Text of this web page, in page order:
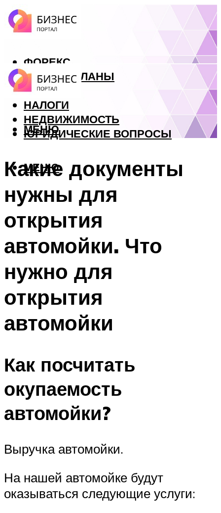
ФОРЕКС
БИЗНЕС ПЛАНЫ
КРЕДИТЫ
НАЛОГИ
НЕДВИЖИМОСТЬ
ЮРИДИЧЕСКИЕ ВОПРОСЫ
МЕНЮ
МЕНЮ
Какие документы
нужны для
открытия
автомойки. Что
нужно для
открытия
автомойки
Как посчитать
окупаемость
автомойки?
Выручка автомойки.
На нашей автомойке будут
оказываться следующие услуги: